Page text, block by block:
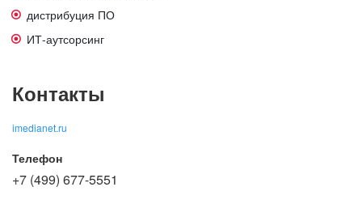
дистрибуция ПО
ИТ-аутсорсинг
Контакты
imedianet.ru
Телефон
+7 (499) 677-5551